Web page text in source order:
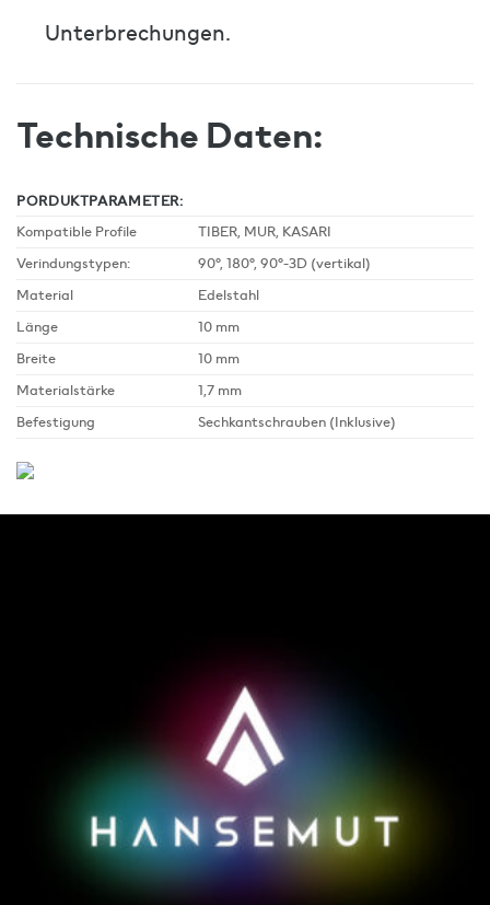
Unterbrechungen.
Technische Daten:
PORDUKTPARAMETER:
Kompatible Profile
TIBER, MUR, KASARI
Verindungstypen:
90°, 180°, 90°-3D (vertikal)
Material
Edelstahl
Länge
10 mm
Breite
10 mm
Materialstärke
1,7 mm
Befestigung
Sechkantschrauben (Inklusive)